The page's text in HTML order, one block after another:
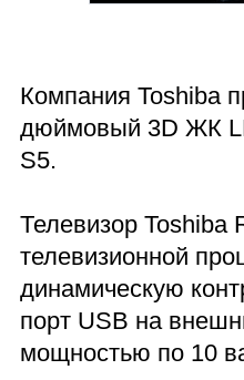
Компания Toshiba
дюймовый 3D ЖК
S5.
Телевизор
телевизионной
динамическую
порт USB на
мощностью по 10